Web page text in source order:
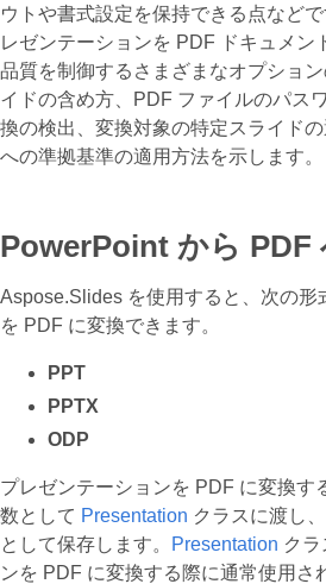
ウトや書式設定を保持できる点など
レゼンテーションを PDF ドキュメン
品質を制御するさまざまなオプショ
イドの含め方、PDF ファイルのパス
換の検出、変換対象の特定スライド
への準拠基準の適用方法を示します。
PowerPoint から PDF
Aspose.Slides を使用すると、次の形
を PDF に変換できます。
PPT
PPTX
ODP
プレゼンテーションを PDF に変換す
数として Presentation クラスに渡し、
として保存します。
Presentation ク
ンを PDF に変換する際に通常使用さ